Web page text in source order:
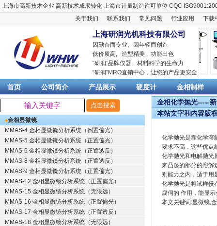
上海市高新技术企业 高新技术成果转化 上海市计量制造许可单位 CQC
关于我们
联系我们 常见问题 行业应用 下载
上海研润光机科技有限公司
因勤奋而专业, 因年轻而创造
低价质高, 造型精美 , 功能出色
“研润”品牌仪器, 材料科学的生命力
“研润”MRO直销中心，让您的产品更安全
首页 公司简介 产品展示 硬度计 金相制样
金相显微镜
MMAS-4 金相显微镜分析系统（倒置偏光）
MMAS-5 金相显微镜分析系统（正置偏光）
MMAS-6 金相显微镜分析系统（正置透反）
MMAS-8 金相显微镜分析系统（正置透反）
MMAS-9 金相显微镜分析系统（正置偏光）
MMAS-12 金相显微镜分析系统（正置偏光）
MMAS-15 金相显微镜分析系统（无限远）
MMAS-16 金相显微镜分析系统（正置偏光）
MMAS-17 金相显微镜分析系统（正置透反）
MMAS-18 金相显微镜分析系统（无限远）
金相化学抛光-----
本站文字和内容版
化学抛光是靠化学溶
要求不高，这些优点
化学抛光和电解抛光
来凸起的部分的溶解
别能力之内，适于用
化学抛光是将试样侵
腐伺的 作用，能显
本文关键词:显微镜,